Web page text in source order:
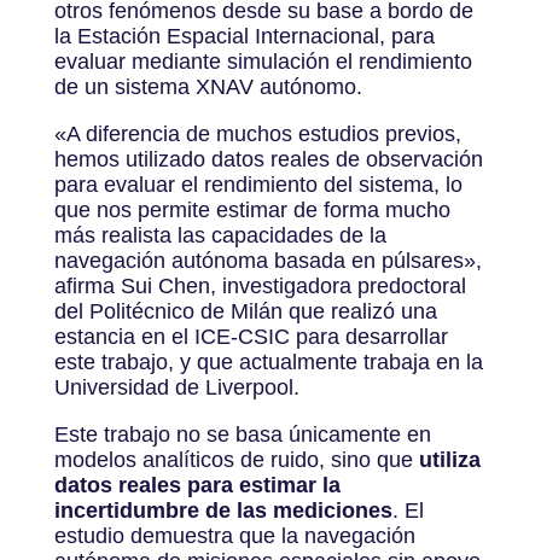
otros fenómenos desde su base a bordo de
la Estación Espacial Internacional, para
evaluar mediante simulación el rendimiento
de un sistema XNAV autónomo.
«A diferencia de muchos estudios previos,
hemos utilizado datos reales de observación
para evaluar el rendimiento del sistema, lo
que nos permite estimar de forma mucho
más realista las capacidades de la
navegación autónoma basada en púlsares»,
afirma Sui Chen, investigadora predoctoral
del Politécnico de Milán que realizó una
estancia en el ICE-CSIC para desarrollar
este trabajo, y que actualmente trabaja en la
Universidad de Liverpool.
Este trabajo no se basa únicamente en
modelos analíticos de ruido, sino que utiliza
datos reales para estimar la
incertidumbre de las mediciones. El
estudio demuestra que la navegación